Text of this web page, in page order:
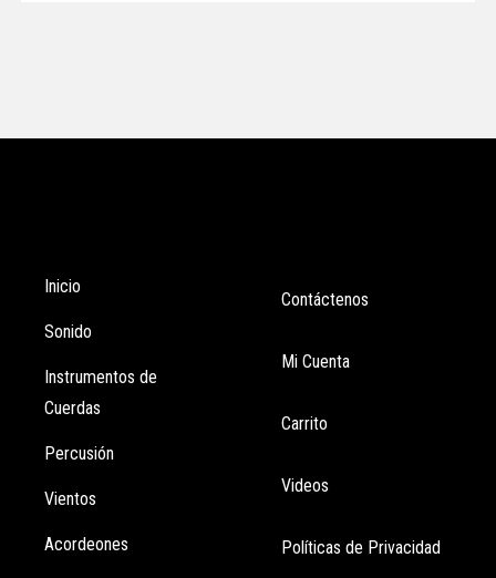
Inicio
Sonido
Instrumentos de
Cuerdas
Percusión
Vientos
Acordeones
Contáctenos
Mi Cuenta
Carrito
Videos
Políticas de Privacidad